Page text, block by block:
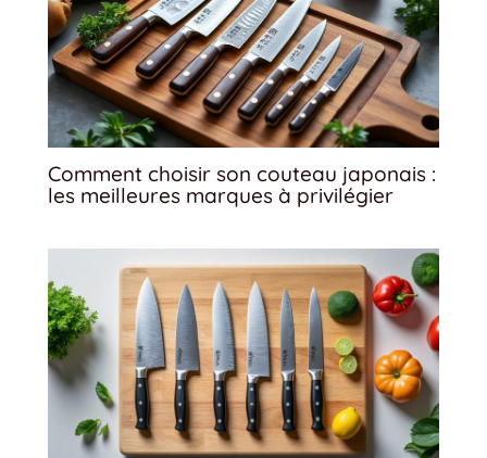
Comment choisir son couteau japonais :
les meilleures marques à privilégier